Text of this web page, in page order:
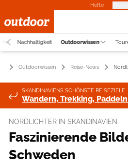
Hefte
Nachhaltigkeit Outdoorwissen
Outdoorwissen Reise-News
SKANDINAVIENS SCHÖNSTE REISEZIELE
Wandern, Trekking,
NORDLICHTER IN SKANDINAVIEN
Faszinierende
Schweden